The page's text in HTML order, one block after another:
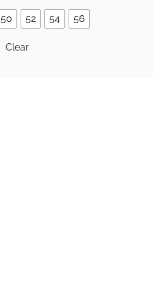
50 52 54 56
Clear